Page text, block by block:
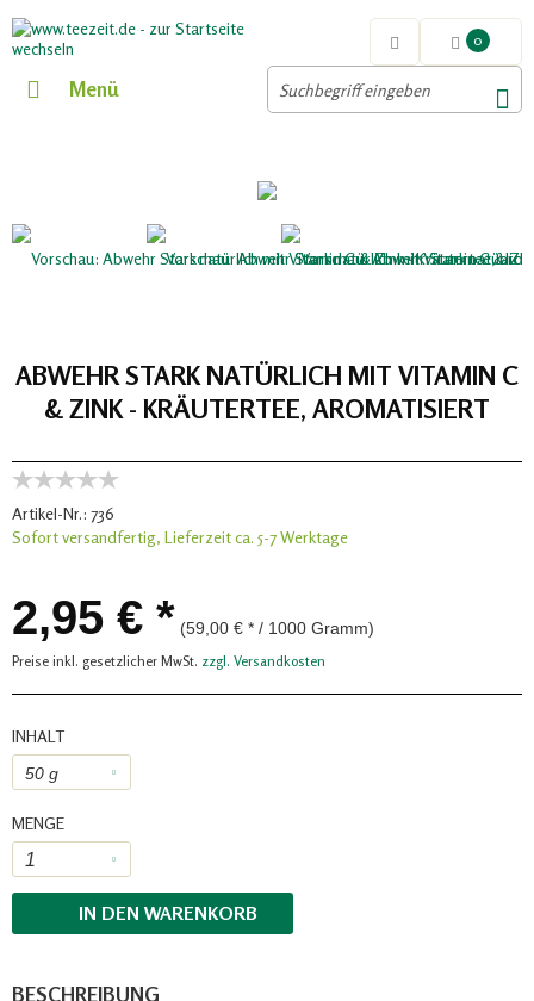
0
Menü
ABWEHR STARK NATÜRLICH MIT VITAMIN C
& ZINK - KRÄUTERTEE, AROMATISIERT
Artikel-Nr.: 736
Sofort versandfertig, Lieferzeit ca. 5-7 Werktage
2,95 € * (59,00 € * / 1000 Gramm)
Preise inkl. gesetzlicher MwSt. zzgl. Versandkosten
INHALT
MENGE
IN DEN WARENKORB
BESCHREIBUNG